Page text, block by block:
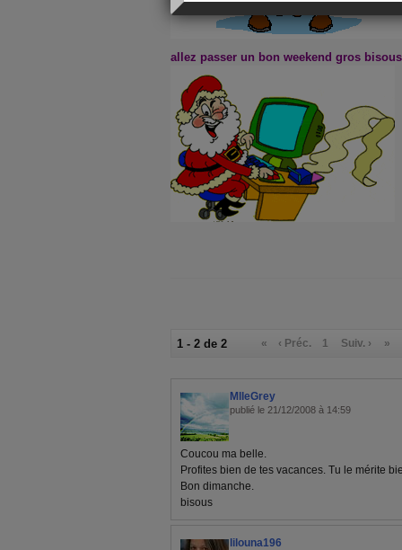
allez passer un bon weekend gros
1 - 2 de 2 « ‹ Préc. 1 Suiv. › »
MlleGrey
publié le 21/12/2008 à 14:59
Coucou ma belle.
Profites bien de tes vacances. Tu le mérite
Bon dimanche.
bisous
lilouna196